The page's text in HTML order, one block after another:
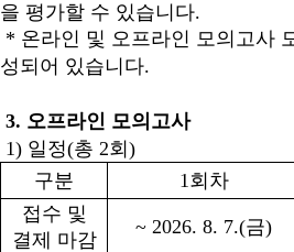
을 평가할 수 있습니다.
* 온라인 및 오프라인 모의고사
성되어 있습니다.
3. 오프라인 모의고사
1) 일정(총 2회 )
구분
1회차
접수 및
결제 마감
~ 2026. 8. 7.(금)